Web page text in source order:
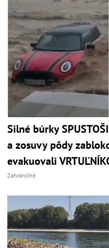
Silné búrky
a zosuvy pôdy
evakuovali
Zahraničné